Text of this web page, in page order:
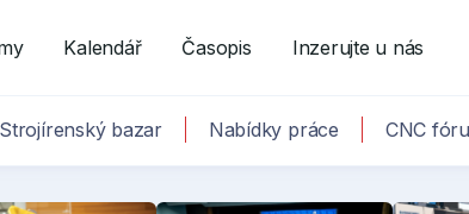
Kalendář Časopis Inzerujte u nás
Strojírenský bazar Nabídky práce CNC